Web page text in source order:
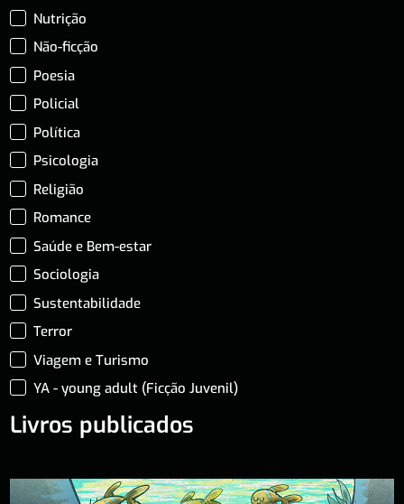
Nutrição
Não-ficção
Poesia
Policial
Política
Psicologia
Religião
Romance
Saúde e Bem-estar
Sociologia
Sustentabilidade
Terror
Viagem e Turismo
YA - young adult (Ficção Juvenil)
Livros publicados